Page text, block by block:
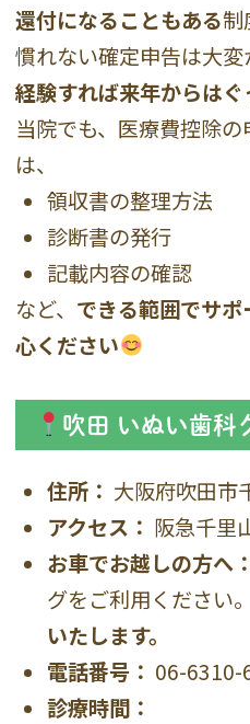
還付になることもある制
慣れない確定申告は大変
経験すれば来年からはぐ
当院でも、医療費控除
は、
領収書の整理方法
診断書の発行
記載内容の確認
など、 できる範囲でサ
心ください
吹田 いぬい歯科
住所： 大阪府吹田市
アクセス： 阪急千里
お車でお越しの方へ：
グをご利用ください
いたします。
電話番号： 06-6310-
診療時間：